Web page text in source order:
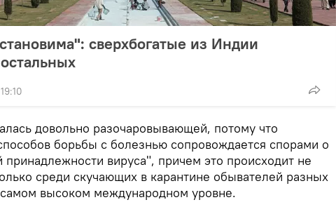
сверхбогатые из Индии
довольно разочаровывающей, потому что
борьбы с болезнью сопровождается спорами о
принадлежности вируса", причем это происходит не
среди скучающих в карантине обывателей разных
высоком международном уровне.